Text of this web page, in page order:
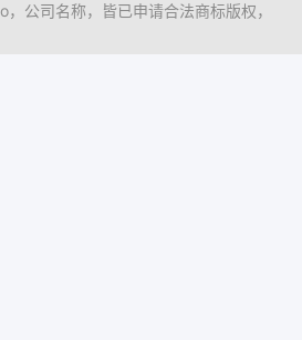
公司名称，皆已申请合法商标版权，